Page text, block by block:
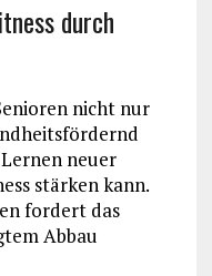
durch
nicht nur
Lernen neuer
stärken kann.
fordert das
Abbau